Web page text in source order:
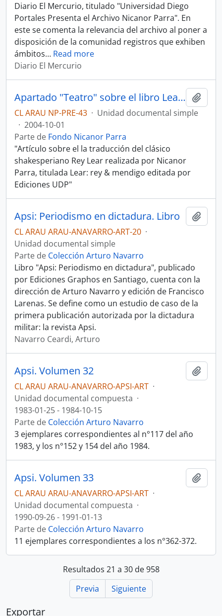
Diario El Mercurio, titulado "Universidad Diego
Portales Presenta el Archivo Nicanor Parra". En
este se comenta la relevancia del archivo al poner a
disposición de la comunidad registros que exhiben
ámbitos… Read more
Diario El Mercurio
Apartado "Teatro" sobre el libro Lear : rey & mendigo
CL ARAU NP-PRE-43 · Unidad documental simple
· 2004-10-01
Parte de Fondo Nicanor Parra
"Artículo sobre el la traducción del clásico
shakesperiano Rey Lear realizada por Nicanor
Parra, titulada Lear: rey & mendigo editada por
Ediciones UDP"
Apsi: Periodismo en dictadura. Libro
CL ARAU ARAU-ANAVARRO-ART-20 ·
Unidad documental simple
Parte de Colección Arturo Navarro
Libro "Apsi: Periodismo en dictadura", publicado
por Ediciones Graphos en Santiago, cuenta con la
dirección de Arturo Navarro y edición de Francisco
Larenas. Se define como un estudio de caso de la
primera publicación autorizada por la dictadura
militar: la revista Apsi.
Navarro Ceardi, Arturo
Apsi. Volumen 32
CL ARAU ARAU-ANAVARRO-APSI-ART ·
Unidad documental compuesta ·
1983-01-25 - 1984-10-15
Parte de Colección Arturo Navarro
3 ejemplares correspondientes al n°117 del año
1983, y los n°152 y 154 del año 1984.
Apsi. Volumen 33
CL ARAU ARAU-ANAVARRO-APSI-ART ·
Unidad documental compuesta ·
1990-09-26 - 1991-01-13
Parte de Colección Arturo Navarro
11 ejemplares correspondientes a los n°362-372.
Resultados 21 a 30 de 958
Previa
Siguiente
Exportar